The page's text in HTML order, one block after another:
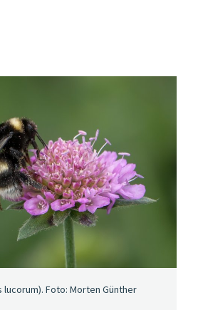
lucorum). Foto: Morten Günther